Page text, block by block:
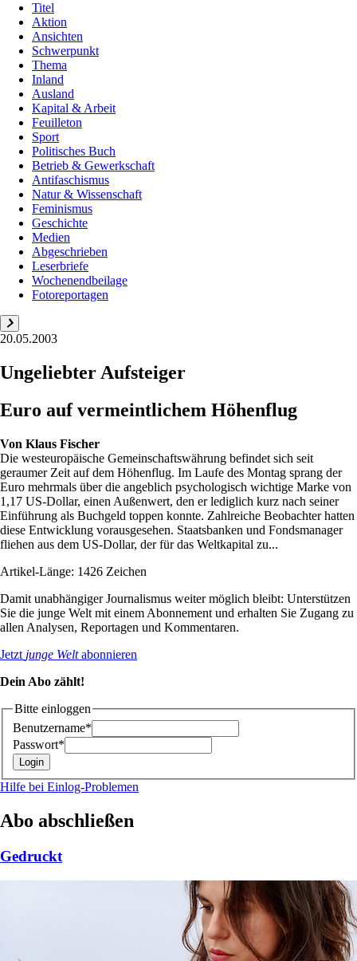
Titel
Aktion
Ansichten
Schwerpunkt
Thema
Inland
Ausland
Kapital & Arbeit
Feuilleton
Sport
Politisches Buch
Betrieb & Gewerkschaft
Antifaschismus
Natur & Wissenschaft
Feminismus
Geschichte
Medien
Abgeschrieben
Leserbriefe
Wochenendbeilage
Fotoreportagen
20.05.2003
Ungeliebter Aufsteiger
Euro auf vermeintlichem Höhenflug
Von Klaus Fischer
Die westeuropäische Gemeinschaftswährung befindet sich seit
geraumer Zeit auf dem Höhenflug. Im Laufe des Montag sprang der
Euro mehrmals über die angeblich psychologisch wichtige Marke von
1,17 US-Dollar, einen Außenwert, den er lediglich kurz nach seiner
Einführung als Buchgeld toppen konnte. Zahlreiche Beobachter hatten
diese Entwicklung vorausgesehen. Staatsbanken und Fondsmanager
fliehen aus dem US-Dollar, der für das Weltkapital zu...
Artikel-Länge: 1426 Zeichen
Damit unabhängiger Journalismus weiter möglich bleibt: Unterstützen
Sie die junge Welt mit einem Abonnement und erhalten Sie Zugang zu
allen Analysen, Reportagen und Kommentaren.
Jetzt junge Weltabonnieren
Dein Abo zählt!
Bitte einloggen
Benutzername*
Passwort*
Hilfe bei Einlog-Problemen
Abo abschließen
Gedruckt